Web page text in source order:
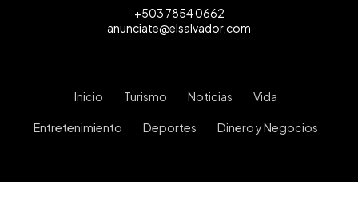
+503 7854 0662
anunciate@elsalvador.com
Inicio Turismo Noticias Vida
Entretenimiento Deportes Dinero y Negocios